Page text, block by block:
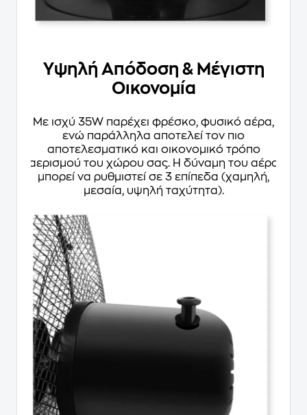
Υψηλή Απόδοση & Μέγιστη
Οικονομία
Με ισχύ 35W παρέχει φρέσκο, φυσικό αέρα,
ενώ παράλληλα αποτελεί τον πιο
αποτελεσματικό και οικονομικό τρόπο
αερισμού του χώρου σας. Η δύναμη του αέρα
μπορεί να ρυθμιστεί σε 3 επίπεδα (χαμηλή,
μεσαία, υψηλή ταχύτητα).